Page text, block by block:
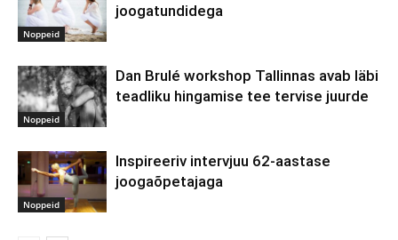
Noppeid
joogatundidega
Noppeid
Dan Brulé workshop Tallinnas avab läbi
teadliku hingamise tee tervise juurde
Noppeid
Inspireeriv intervjuu 62-aastase
joogaõpetajaga